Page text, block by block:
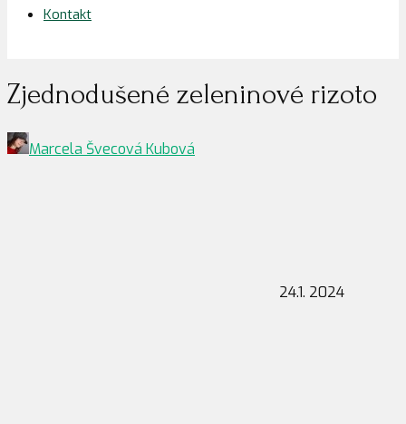
Kontakt
Zjednodušené zeleninové rizoto
Marcela Švecová Kubová
24.1. 2024